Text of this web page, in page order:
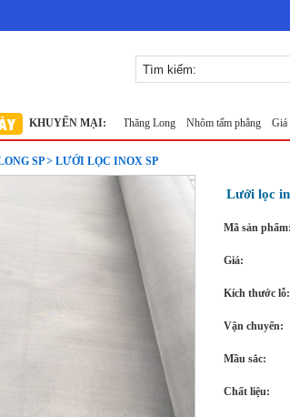
KHUYẾN MẠI:
đan ô vuông Thăng Long Nhôm tấm phẳng Giá nhôm
SP > LƯỚI LỌC INOX SP
Lưới lọc
Mã sản phẩm:
Giá:
Kích thước lỗ:
Vận chuyển:
Mầu sắc:
Chất liệu: